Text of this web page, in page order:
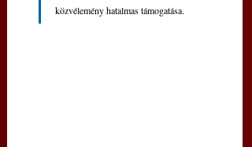
közvélemény hatalmas támogatása.